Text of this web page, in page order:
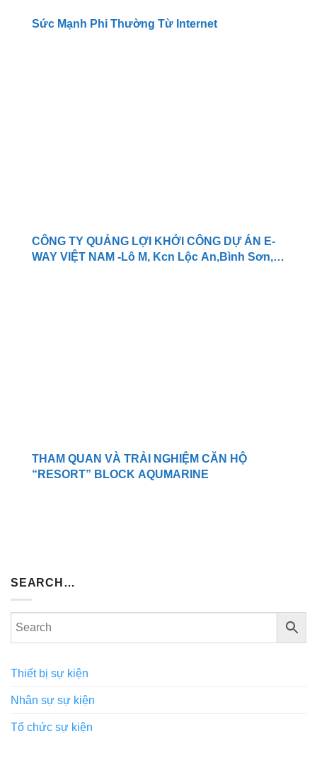
Sức Mạnh Phi Thường Từ Internet
CÔNG TY QUẢNG LỢI KHỞI CÔNG DỰ ÁN E-
WAY VIỆT NAM -Lô M, Kcn Lộc An,Bình Sơn,
THAM QUAN VÀ TRẢI NGHIỆM CĂN HỘ
“RESORT” BLOCK AQUMARINE
SEARCH…
Thiết bị sự kiện
Nhân sự sự kiện
Tổ chức sự kiện